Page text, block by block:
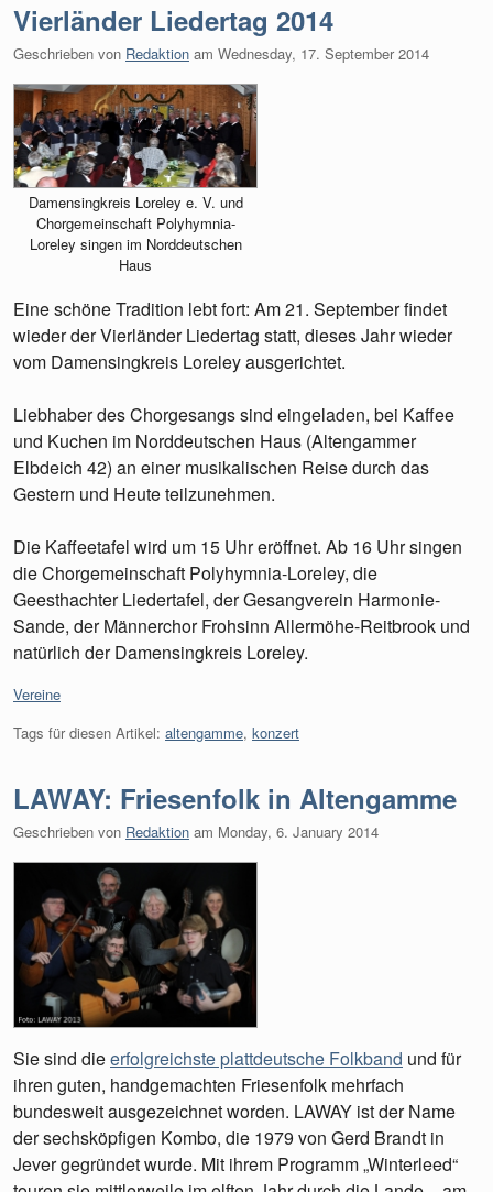
Vierländer Liedertag 2014
Geschrieben von Redaktion am Wednesday, 17. September 2014
Damensingkreis Loreley e. V. und
Chorgemeinschaft Polyhymnia-
Loreley singen im Norddeutschen
Haus
Eine schöne Tradition lebt fort: Am 21. September findet
wieder der Vierländer Liedertag statt, dieses Jahr wieder
vom Damensingkreis Loreley ausgerichtet.
Liebhaber des Chorgesangs sind eingeladen, bei Kaffee
und Kuchen im Norddeutschen Haus (Altengammer
Elbdeich 42) an einer musikalischen Reise durch das
Gestern und Heute teilzunehmen.
Die Kaffeetafel wird um 15 Uhr eröffnet. Ab 16 Uhr singen
die Chorgemeinschaft Polyhymnia-Loreley, die
Geesthachter Liedertafel, der Gesangverein Harmonie-
Sande, der Männerchor Frohsinn Allermöhe-Reitbrook und
natürlich der Damensingkreis Loreley.
Kategorien:
Vereine
Tags für diesen Artikel: altengamme, konzert
LAWAY: Friesenfolk in Altengamme
Geschrieben von Redaktion am Monday, 6. January 2014
Sie sind dieerfolgreichste plattdeutsche Folkband und für
ihren guten, handgemachten Friesenfolk mehrfach
bundesweit ausgezeichnet worden. LAWAY ist der Name
der sechsköpfigen Kombo, die 1979 von Gerd Brandt in
Jever gegründet wurde. Mit ihrem Programm „Winterleed“